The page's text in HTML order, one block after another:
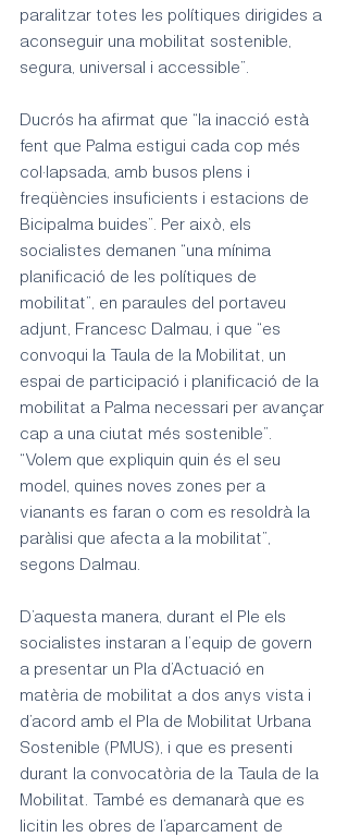
paralitzar totes les polítiques dirigides a
aconseguir una mobilitat sostenible,
segura, universal i accessible”.
Ducrós ha afirmat que “la inacció està
fent que Palma estigui cada cop més
col·lapsada, amb busos plens i
freqüències insuficients i estacions de
Bicipalma buides”. Per això, els
socialistes demanen “una mínima
planificació de les polítiques de
mobilitat”, en paraules del portaveu
adjunt, Francesc Dalmau, i que “es
convoqui la Taula de la Mobilitat, un
espai de participació i planificació de la
mobilitat a Palma necessari per avançar
cap a una ciutat més sostenible”.
“Volem que expliquin quin és el seu
model, quines noves zones per a
vianants es faran o com es resoldrà la
paràlisi que afecta a la mobilitat”,
segons Dalmau.
D’aquesta manera, durant el Ple els
socialistes instaran a l’equip de govern
a presentar un Pla d’Actuació en
matèria de mobilitat a dos anys vista i
d’acord amb el Pla de Mobilitat Urbana
Sostenible (PMUS), i que es presenti
durant la convocatòria de la Taula de la
Mobilitat. També es demanarà que es
licitin les obres de l’aparcament de